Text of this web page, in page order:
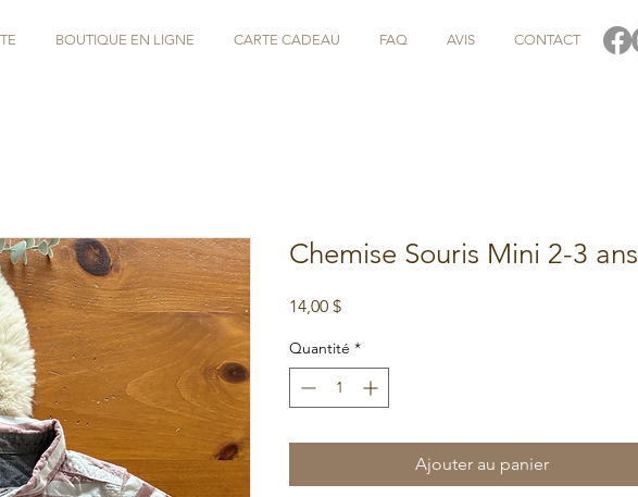
BOUTIQUE EN LIGNE CARTE CADEAU FAQ AVIS CONTACT
Chemise Souris Mini 2-3 ans
14,00 $Prix
Quantité *
Ajouter au panier